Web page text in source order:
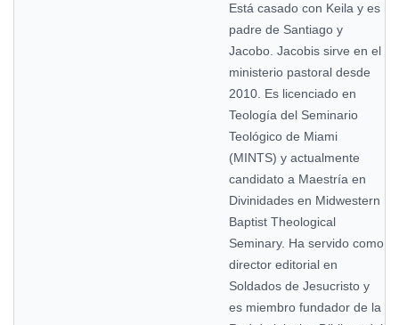
Está casado con Keila y es
padre de Santiago y
Jacobo. Jacobis sirve en el
ministerio pastoral desde
2010. Es licenciado en
Teología del Seminario
Teológico de Miami
(MINTS) y actualmente
candidato a Maestría en
Divinidades en Midwestern
Baptist Theological
Seminary. Ha servido como
director editorial en
Soldados de Jesucristo y
es miembro fundador de la